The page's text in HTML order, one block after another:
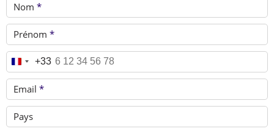
Nom *
Prénom *
Téléphone *
+33
Email *
Pays